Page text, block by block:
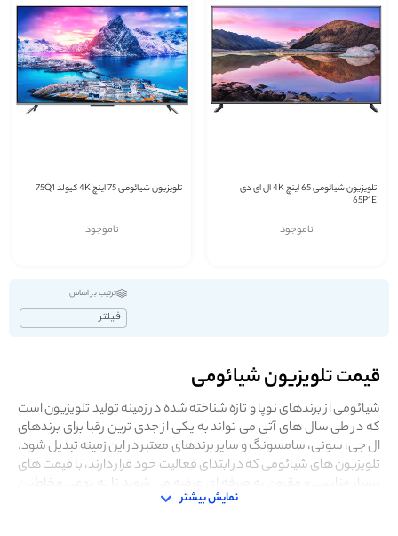
تلویزیون شیائومی 65 اینچ 4K ال ای دی
65P1E
ناموجود
تلویزیون شیائومی 75 اینچ 4K کیولد 75Q1
ناموجود
ترتیب بر اساس
فیلتر
قیمت تلویزیون شیائومی
شیائومی از برندهای نوپا و تازه شناخته شده در زمینه تولید تلویزیون است
که در طی سال های آتی می تواند به یکی از جدی ترین رقبا برای برندهای
ال جی، سونی، سامسونگ و سایر برندهای معتبر در این زمینه تبدیل شود.
تلویزیون های شیائومی که در ابتدای فعالیت خود قرار دارند، با قیمت های
بسیار مناسب و مقرون به صرفه ای عرضه می شوند تا به نوعی مخاطبان
سوق داده شوند. تلویزیون های شیائومی که
نمایش بیشتر